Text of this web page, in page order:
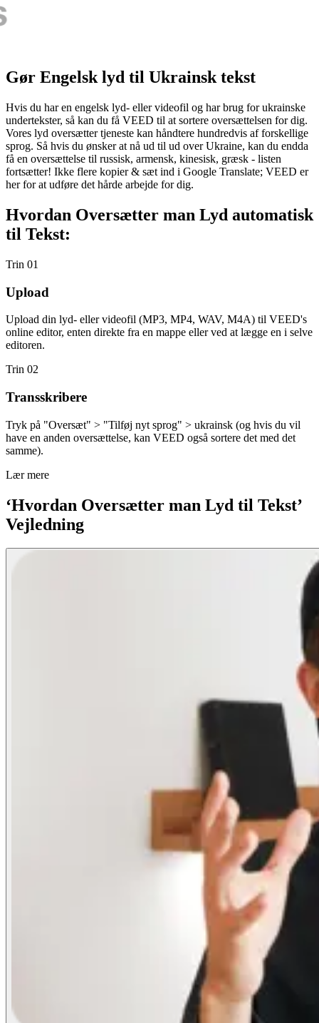
Gør Engelsk lyd til Ukrainsk tekst
Hvis du har en engelsk lyd- eller videofil og har brug for ukrainske
undertekster, så kan du få VEED til at sortere oversættelsen for dig.
Vores lyd oversætter tjeneste kan håndtere hundredvis af forskellige
sprog. Så hvis du ønsker at nå ud til ud over Ukraine, kan du endda
få en oversættelse til russisk, armensk, kinesisk, græsk - listen
fortsætter! Ikke flere kopier & sæt ind i Google Translate; VEED er
her for at udføre det hårde arbejde for dig.
Hvordan Oversætter man Lyd automatisk
til Tekst:
Trin 01
Upload
Upload din lyd- eller videofil (MP3, MP4, WAV, M4A) til VEED's
online editor, enten direkte fra en mappe eller ved at lægge en i selve
editoren.
Trin 02
Transskribere
Tryk på "Oversæt" > "Tilføj nyt sprog" > ukrainsk (og hvis du vil
have en anden oversættelse, kan VEED også sortere det med det
samme).
Lær mere
‘Hvordan Oversætter man Lyd til Tekst’
Vejledning